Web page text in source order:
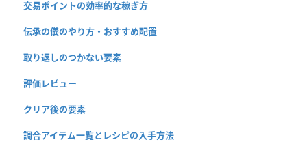
交易ポイントの効率的な稼ぎ方
伝承の儀のやり方・おすすめ配置
取り返しのつかない要素
評価レビュー
クリア後の要素
調合アイテム一覧とレシピの入手方法